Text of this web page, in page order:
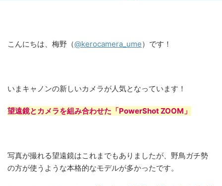
こんにちは、梅野（@kerocamera_ume）です！
いまキャノンの新しいカメラが人気となっています！
望遠鏡とカメラを組み合わせた「PowerShot ZOOM」
写真が撮れる望遠鏡はこれまでもありましたが、野鳥ガチ勢
の方が使うような本格的なモデルが多かったです。